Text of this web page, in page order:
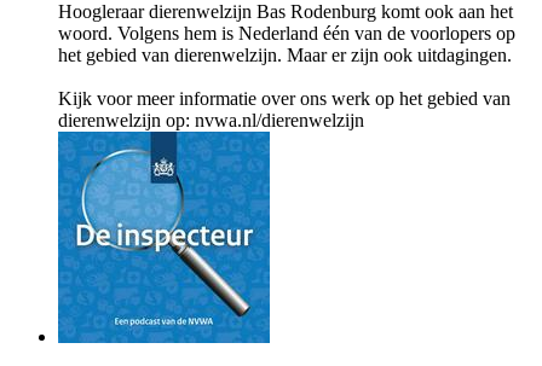
Hoogleraar dierenwelzijn Bas Rodenburg komt ook aan het
woord. Volgens hem is Nederland één van de voorlopers op
het gebied van dierenwelzijn. Maar er zijn ook uitdagingen.
Kijk voor meer informatie over ons werk op het gebied van
dierenwelzijn op: nvwa.nl/dierenwelzijn